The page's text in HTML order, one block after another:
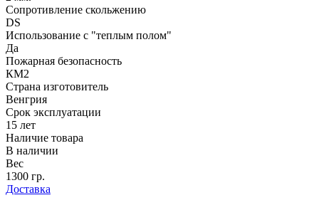
Сопротивление скольжению
DS
Использование с "теплым полом"
Да
Пожарная безопасность
КМ2
Страна изготовитель
Венгрия
Срок эксплуатации
15 лет
Наличие товара
В наличии
Вес
1300 гр.
Доставка